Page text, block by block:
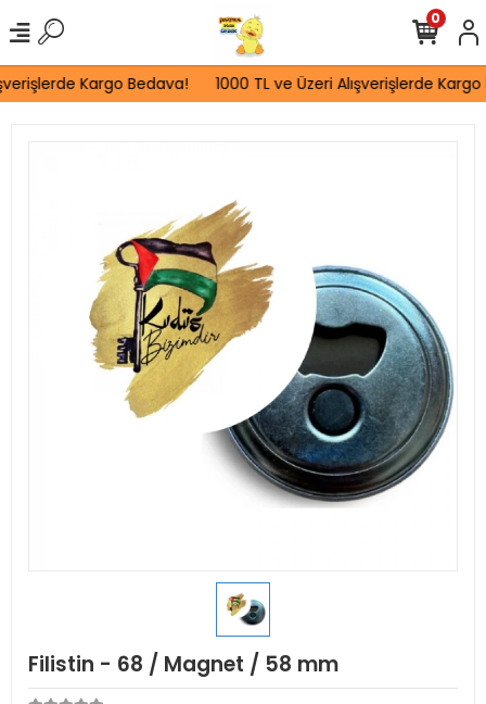
Kargo Bedava! 1000 TL ve Üzeri Alışverişlerde Kargo
0
Filistin - 68 / Magnet / 58 mm